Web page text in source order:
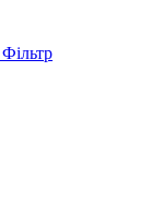
Фільтр